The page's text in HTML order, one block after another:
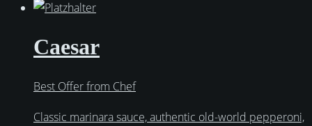
Caesar
Best Offer from Chef
Classic marinara sauce, authentic old-world pepperoni,